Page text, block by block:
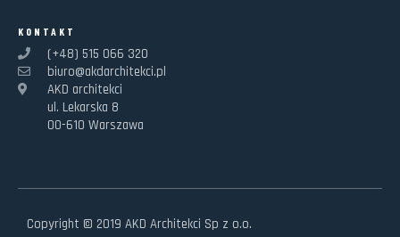
KONTAKT
(+48) 515 066 320
biuro@akdarchitekci.pl
AKD architekci
ul. Lekarska 8
00-610 Warszawa
Copyright © 2019 AKD Architekci Sp z o.o.